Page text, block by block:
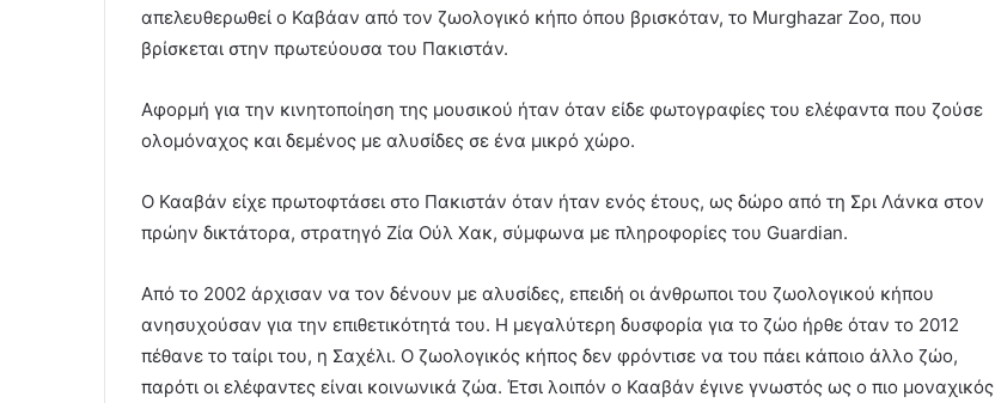
απελευθερωθεί ο Καβάαν από τον ζωολογικό κήπο όπου βρισκόταν, το Murghazar Zoo, που
βρίσκεται στην πρωτεύουσα του Πακιστάν.
Αφορμή για την κινητοποίηση της μουσικού ήταν όταν είδε φωτογραφίες του ελέφαντα που ζούσε
ολομόναχος και δεμένος με αλυσίδες σε ένα μικρό χώρο.
Ο Κααβάν είχε πρωτοφτάσει στο Πακιστάν όταν ήταν ενός έτους, ως δώρο από τη Σρι Λάνκα στον
πρώην δικτάτορα, στρατηγό Ζία Ούλ Χακ, σύμφωνα με πληροφορίες του Guardian.
Από το 2002 άρχισαν να τον δένουν με αλυσίδες, επειδή οι άνθρωποι του ζωολογικού κήπου
ανησυχούσαν για την επιθετικότητά του. Η μεγαλύτερη δυσφορία για το ζώο ήρθε όταν το 2012
πέθανε το ταίρι του, η Σαχέλι. Ο ζωολογικός κήπος δεν φρόντισε να του πάει κάποιο άλλο ζώο,
παρότι οι ελέφαντες είναι κοινωνικά ζώα. Έτσι λοιπόν ο Κααβάν έγινε γνωστός ως ο πιο μοναχικός